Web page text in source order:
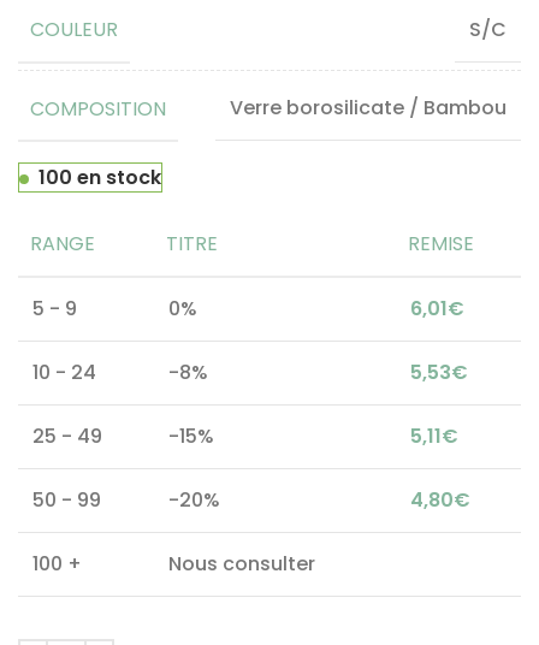
COULEUR S/C
COMPOSITION Verre borosilicate / Bambou
100 en stock
RANGE TITRE REMISE
5 - 9 0% 6,01€
10 - 24 -8% 5,53€
25 - 49 -15% 5,11€
50 - 99 -20% 4,80€
100 + Nous consulter